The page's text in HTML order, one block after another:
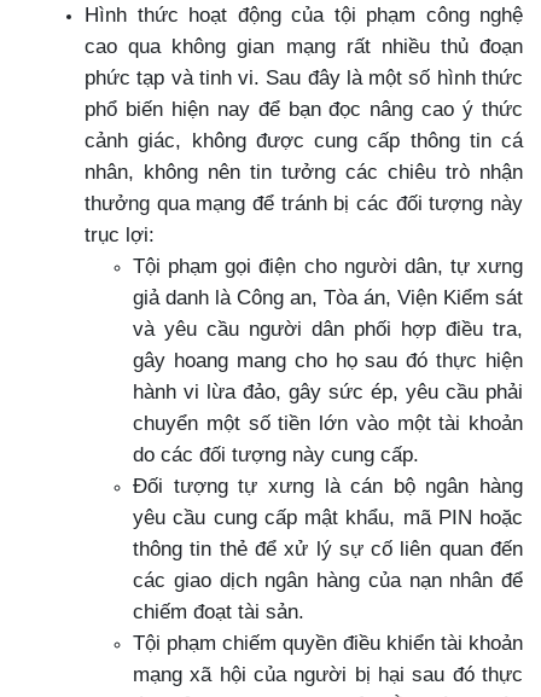
Hình thức hoạt động của tội phạm công nghệ
cao qua không gian mạng rất nhiều thủ đoạn
phức tạp và tinh vi. Sau đây là một số hình thức
phổ biến hiện nay để bạn đọc nâng cao ý thức
cảnh giác, không được cung cấp thông tin cá
nhân, không nên tin tưởng các chiêu trò nhận
thưởng qua mạng để tránh bị các đối tượng này
trục lợi:
Tội phạm gọi điện cho người dân, tự xưng
giả danh là Công an, Tòa án, Viện Kiểm sát
và yêu cầu người dân phối hợp điều tra,
gây hoang mang cho họ sau đó thực hiện
hành vi lừa đảo, gây sức ép, yêu cầu phải
chuyển một số tiền lớn vào một tài khoản
do các đối tượng này cung cấp.
Đối tượng tự xưng là cán bộ ngân hàng
yêu cầu cung cấp mật khẩu, mã PIN hoặc
thông tin thẻ để xử lý sự cố liên quan đến
các giao dịch ngân hàng của nạn nhân để
chiếm đoạt tài sản.
Tội phạm chiếm quyền điều khiển tài khoản
mạng xã hội của người bị hại sau đó thực